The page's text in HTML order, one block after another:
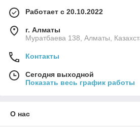
Работает с 20.10.2022
г. Алматы
Муратбаева 138, Алматы,
Контакты
Сегодня выходной
Показать весь график работы
О нас